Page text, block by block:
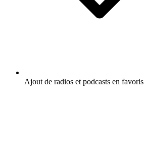
Ajout de radios et podcasts en favoris